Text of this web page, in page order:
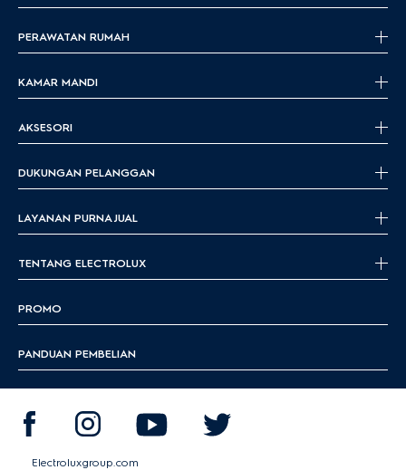
PERAWATAN RUMAH
KAMAR MANDI
AKSESORI
DUKUNGAN PELANGGAN
LAYANAN PURNA JUAL
TENTANG ELECTROLUX
PROMO
PANDUAN PEMBELIAN
Electroluxgroup.com